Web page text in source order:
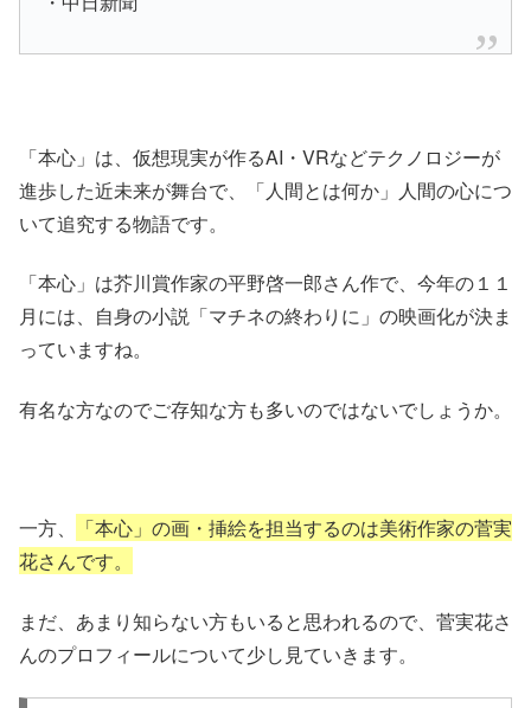
「本心」 は、仮想現実が作るAI・VRなどテクノロジーが
進歩した近未来が舞台で、「人間とは何か」人間の心につ
いて追究する物語です。
「本心」 は芥川賞作家の平野啓一郎さん作で、今年の１１
月には、自身の小説「マチネの終わりに」の映画化が決ま
っていますね。
有名な方なのでご存知な方も多いのではないでしょうか。
一方、
「本心」の画・挿絵を担当するのは美術作家の菅実
花さんです。
まだ、あまり知らない方もいると思われるので、 菅実花さ
んのプロフィールについて少し見ていきます。